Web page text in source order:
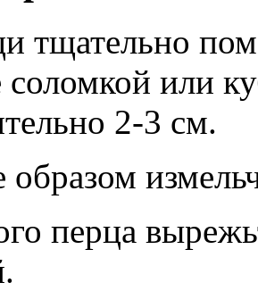
тщательно
соломкой или
2-3 см.
перца